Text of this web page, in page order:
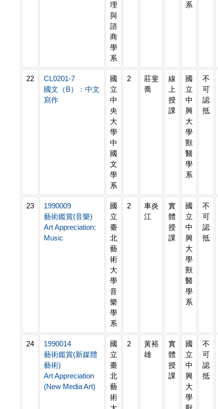
理
與
諮
商
學
系
系
22
CL0201-7
國文（B）：中文
寫作
國
立
中
央
大
學
中
國
文
學
系
2
莊斐
喬
線
上
授
課
國
立
中
興
大
學
獸
醫
學
系
不
可
認
抵
23
1990009
藝術鑑賞(音樂)
Art Appreciation:
Music
國
立
臺
北
藝
術
大
學
音
樂
學
系
2
車炎
江
實
體
授
課
國
立
中
興
大
學
獸
醫
學
系
不
可
認
抵
24
1990014
藝術鑑賞(新媒體
藝術)
Art Appreciation
(New Media Art)
國
立
臺
北
藝
術
2
黃裕
雄
實
體
授
課
國
立
中
興
大
學
不
可
認
抵